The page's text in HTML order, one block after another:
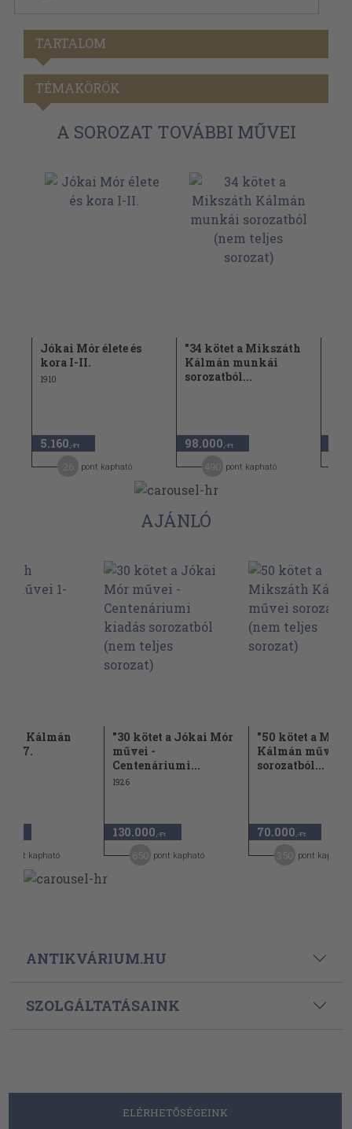
TARTALOM
TÉMAKÖRÖK
A SOROZAT TOVÁBBI MŰVEI
Jókai Mór élete és
kora I-II.
1910
5.160 ,-Ft
pont kapható
"34 kötet a Mikszáth
Kálmán munkái
sorozatból...
98.000 ,-Ft
pont kapható
AJÁNLÓ
Kálmán
1-67.
pont kapható
"30 kötet a Jókai Mór
művei -
Centenáriumi...
1926
130.000 ,-Ft
pont kapható
"50 kötet a
Kálmán művei
sorozatból...
70.000 ,-Ft
pont kapható
ANTIKVÁRIUM.HU
SZOLGÁLTATÁSAINK
ELÉRHETŐSÉGEINK